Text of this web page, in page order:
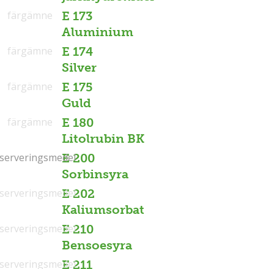
E 173
Aluminium
färgämne
E 174
Silver
färgämne
E 175
Guld
färgämne
E 180
Litolrubin BK
färgämne
E 200
Sorbinsyra
E 202
Kaliumsorbat
E 210
Bensoesyra
E 211